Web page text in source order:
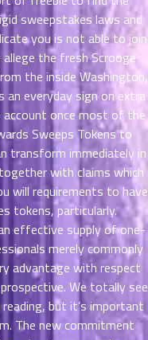
sweepstakes laws and
you is not able to join
the fresh Scrooge
the inside Washington,
an everyday sign on extra
account once most of the
Sweeps Tokens to
transform immediately in
with claims which
will requirements to have
tokens, particularly.
effective supply of one-
merely commonly
advantage with respect
We totally see
but it’s important
The new commitment